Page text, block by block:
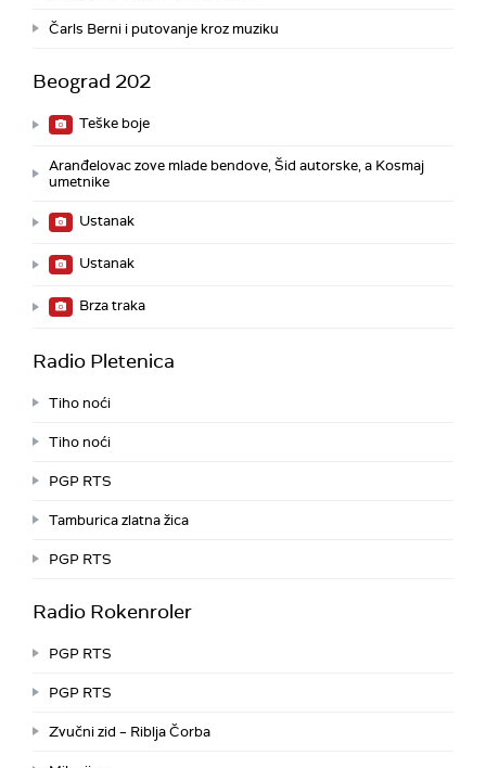
Čarls Berni i putovanje kroz muziku
Beograd 202
Teške boje
Aranđelovac zove mlade bendove, Šid autorske, a Kosmaj
umetnike
Ustanak
Ustanak
Brza traka
Radio Pletenica
Tiho noći
Tiho noći
PGP RTS
Tamburica zlatna žica
PGP RTS
Radio Rokenroler
PGP RTS
PGP RTS
Zvučni zid – Riblja Čorba